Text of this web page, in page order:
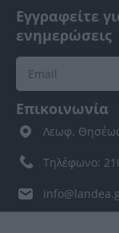
Εγγραφείτε
ενημερώσεις
Επικοινωνία
Λεωφ. Θησέως
Τηλέφωνο: